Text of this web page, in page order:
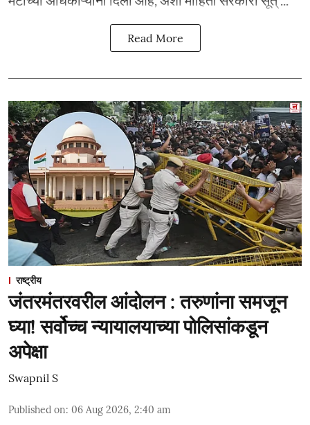
Read More
राष्ट्रीय
जंतरमंतरवरील आंदोलन : तरुणांना समजून
घ्या! सर्वोच्च न्यायालयाच्या पोलिसांकडून
अपेक्षा
Swapnil S
Published on: 06 Aug 2026, 2:40 am